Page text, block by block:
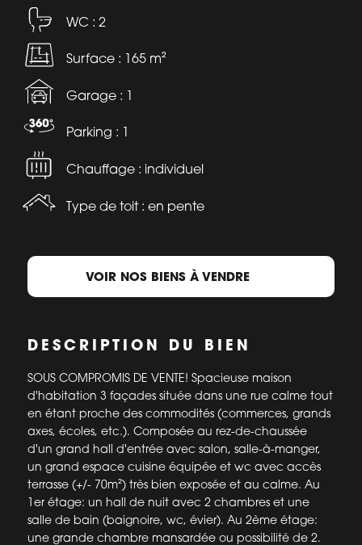
WC : 2
Surface : 165 m²
Garage : 1
Parking : 1
Chauffage : individuel
Type de toit : en pente
VOIR NOS BIENS À VENDRE
DESCRIPTION DU BIEN
SOUS COMPROMIS DE VENTE! Spacieuse maison
d'habitation 3 façades située dans une rue calme tout
en étant proche des commodités (commerces, grands
axes, écoles, etc.). Composée au rez-de-chaussée
d'un grand hall d'entrée avec salon, salle-à-manger,
un grand espace cuisine équipée et wc avec accès
terrasse (+/- 70m²) très bien exposée et au calme. Au
1er étage: un hall de nuit avec 2 chambres et une
salle de bain (baignoire, wc, évier). Au 2ème étage:
une grande chambre mansardée ou possibilité de 2.